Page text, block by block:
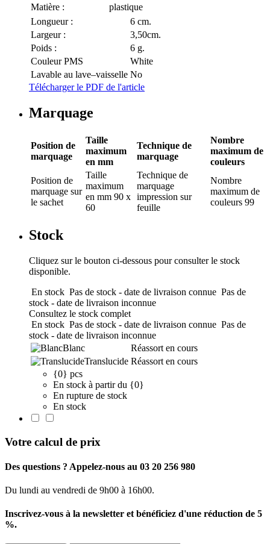
Matière :
plastique
Longueur :
6 cm.
Largeur :
3,50cm.
Poids :
6 g.
Couleur PMS
White
Lavable au lave–vaisselle No
Télécharger le PDF de l'article
Marquage
Position de
marquage
Taille
maximum
en mm
Technique de
marquage
Nombre
maximum de
couleurs
Position de
marquage sur
le sachet
Taille
maximum
en mm 90 x
60
Technique de
marquage
impression sur
feuille
Nombre
maximum de
couleurs 99
Stock
Cliquez sur le bouton ci-dessous pour consulter le stock
disponible.
En stock Pas de stock - date de livraison connue Pas de
stock - date de livraison inconnue
Consultez le stock complet
En stock Pas de stock - date de livraison connue Pas de
stock - date de livraison inconnue
Blanc
Réassort en cours
Translucide Réassort en cours
{0} pcs
En stock à partir du {0}
En rupture de stock
En stock
Votre calcul de prix
Des questions ? Appelez-nous au 03 20 256 980
Du lundi au vendredi de 9h00 à 16h00.
Inscrivez-vous à la newsletter et bénéficiez d'une réduction de 5
%.